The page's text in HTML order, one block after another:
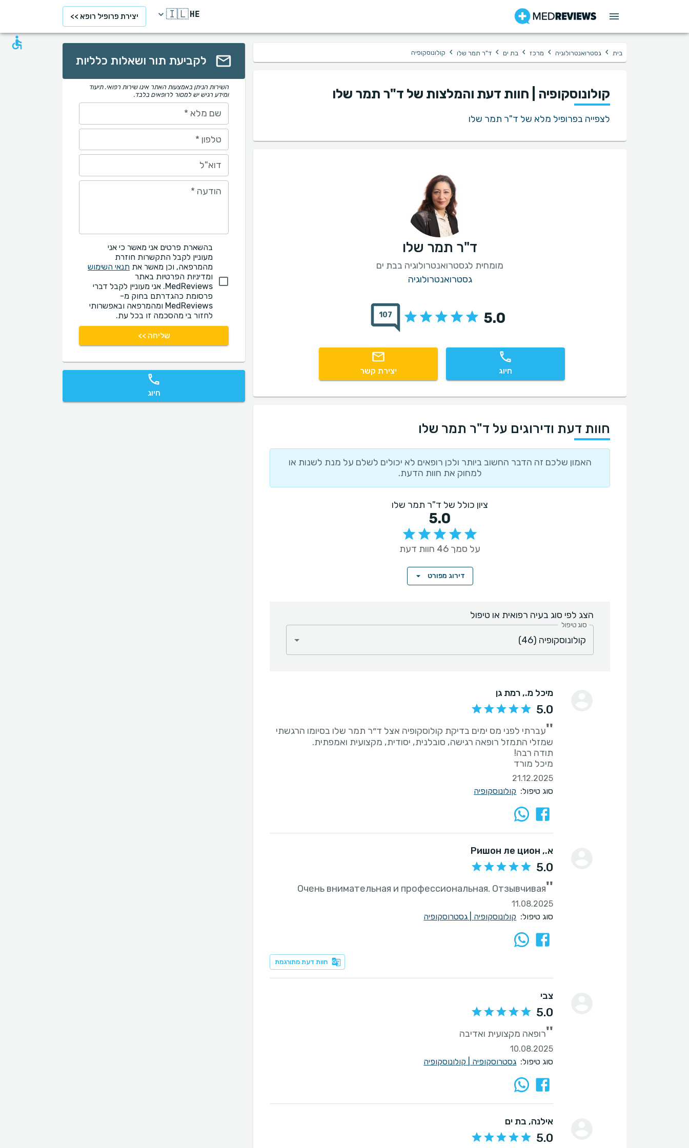
HE
🇮🇱 יצירת פרופיל רופא >>
בית › גסטרואנטרולוגיה › מרכז › בת ים › ד"ר תמר שלו › קולונוסקופיה
קולונוסקופיה | חוות דעת והמלצות של ד"ר תמר שלו
לצפייה בפרופיל מלא של ד"ר תמר שלו
ד"ר תמר שלו
מומחית לגסטרואנטרולוגיה בבת ים
גסטרואנטרולוגיה
5.0
107
חיוג יצירת קשר
חוות דעת ודירוגים על ד"ר תמר שלו
האמון שלכם זה הדבר החשוב ביותר ולכן רופאים לא יכולים לשלם על מנת לשנות או
למחוק את חוות הדעת.
ציון כולל של ד"ר תמר שלו
5.0
על סמך 46 חוות דעת
דירוג מפורט
הצג לפי סוג בעיה רפואית או טיפול
סוג טיפול
מיכל מ., רמת גן
5.0
''עברתי לפני מס ימים בדיקת קולוסקופיה אצל ד״ר תמר שלו בסיומו הרגשתי
מיכל מורד
21.12.2025
סוג טיפול: קולונוסקופיה
א., Ришон ле цион
5.0
''
Очень внимательная и профессиональная. Отзывчивая
11.08.2025
סוג טיפול: קולונוסקופיה גסטרוסקופיה
חוות דעת מתורגמת
צבי
5.0
''רופאה מקצועית ואדיבה
10.08.2025
סוג טיפול: גסטרוסקופיה קולונוסקופיה
אילנה, בת ים
5.0
לקביעת תור ושאלות כלליות
השירות הניתן באמצעות האתר אינו שירות רפואי. תיעוד
ומידע רגיש יש למסור לרופאים בלבד.
שם מלא *
טלפון *
דוא"ל
הודעה *
בהשארת פרטים אני מאשר כי אני
מעוניין לקבל התקשרות חוזרת
מהמרפאה, וכן מאשר את תנאי השימוש
ומדיניות הפרטיות באתר
MedReviews. אני מעוניין לקבל דברי
פרסומת כהגדרתם בחוק מ-
MedReviews ומהמרפאה ובאפשרותי
לחזור בי מהסכמה זו בכל עת.
שליחה >>
חיוג